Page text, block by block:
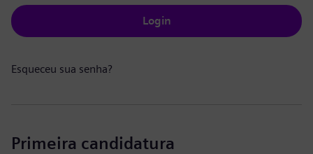
Login
Esqueceu sua senha?
Primeira candidatura